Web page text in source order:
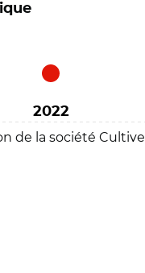
2022
de la société Cultive